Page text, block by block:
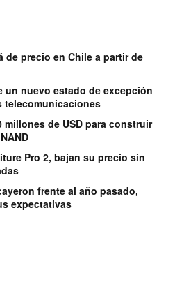
de precio en Chile a partir de
un nuevo estado de excepción
telecomunicaciones
millones de USD para construir
Pro 2, bajan su precio sin
frente al año pasado,
expectativas